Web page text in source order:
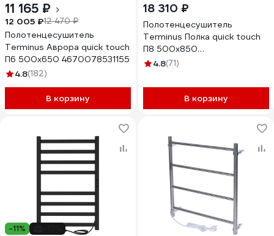
11 165 ₽
12 005 ₽12 470 ₽
Полотенцесушитель
Terminus Аврора quick touch
П6 500x650 4670078531155
4.8(182)
В корзину
18 310 ₽
Полотенцесушитель
Terminus Полка quick touch
П8 500x850
4670078524836
4.8(71)
В корзину
-11%